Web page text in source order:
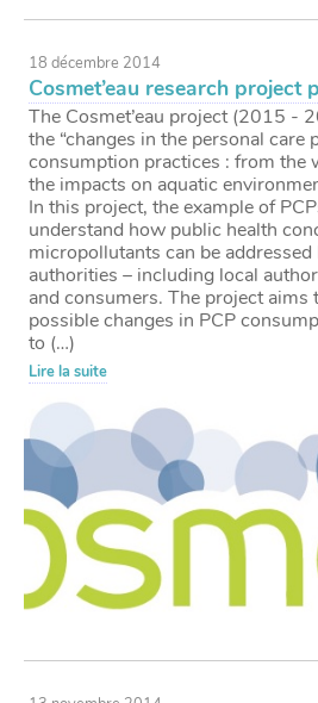
18 décembre 2014
Cosmet’eau research project
The Cosmet’eau project (2015 -
the “changes in the personal care
consumption practices : from the
the impacts on aquatic
In this project, the example of
understand how public health
micropollutants can be
authorities – including local
and consumers. The project aims
possible changes in PCP
to (…)
Lire la suite